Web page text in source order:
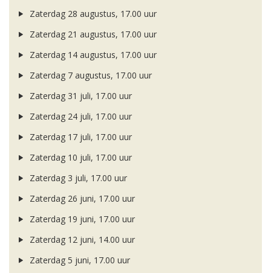
Zaterdag 28 augustus, 17.00 uur
Zaterdag 21 augustus, 17.00 uur
Zaterdag 14 augustus, 17.00 uur
Zaterdag 7 augustus, 17.00 uur
Zaterdag 31 juli, 17.00 uur
Zaterdag 24 juli, 17.00 uur
Zaterdag 17 juli, 17.00 uur
Zaterdag 10 juli, 17.00 uur
Zaterdag 3 juli, 17.00 uur
Zaterdag 26 juni, 17.00 uur
Zaterdag 19 juni, 17.00 uur
Zaterdag 12 juni, 14.00 uur
Zaterdag 5 juni, 17.00 uur